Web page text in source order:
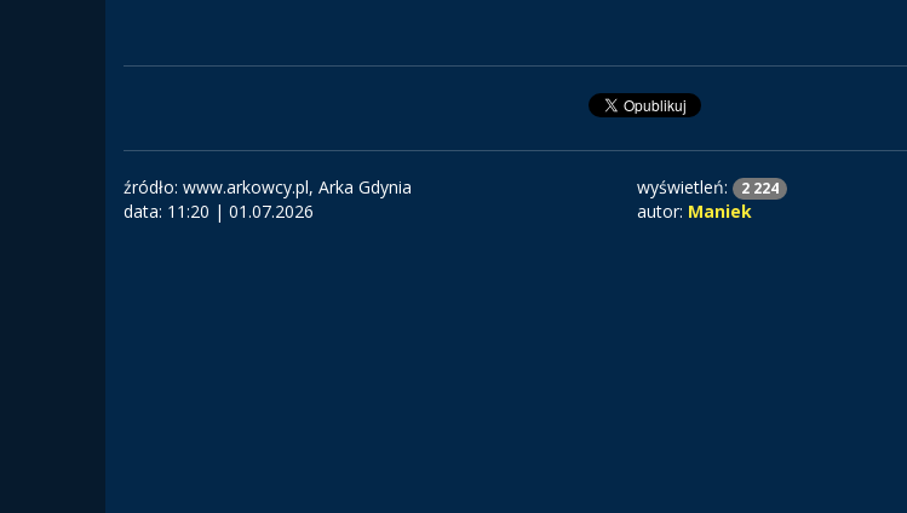
źródło: www.arkowcy.pl, Arka Gdynia
data: 11:20 | 01.07.2026
wyświetleń: 2 224
autor: Maniek